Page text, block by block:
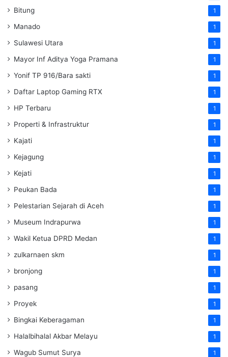
Bitung 1
Manado 1
Sulawesi Utara 1
Mayor Inf Aditya Yoga Pramana 1
Yonif TP 916/Bara sakti 1
Daftar Laptop Gaming RTX 1
HP Terbaru 1
Properti & Infrastruktur 1
Kajati 1
Kejagung 1
Kejati 1
Peukan Bada 1
Pelestarian Sejarah di Aceh 1
Museum Indrapurwa 1
Wakil Ketua DPRD Medan 1
zulkarnaen skm 1
bronjong 1
pasang 1
Proyek 1
Bingkai Keberagaman 1
Halalbihalal Akbar Melayu 1
Wagub Sumut Surya 1